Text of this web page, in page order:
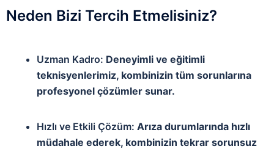
Neden Bizi Tercih Etmelisiniz?
Uzman Kadro: Deneyimli ve eğitimli
teknisyenlerimiz, kombinizin tüm sorunlarına
profesyonel çözümler sunar.
Hızlı ve Etkili Çözüm: Arıza durumlarında hızlı
müdahale ederek, kombinizin tekrar sorunsuz